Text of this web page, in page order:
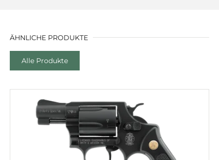
ÄHNLICHE PRODUKTE
Alle Produkte